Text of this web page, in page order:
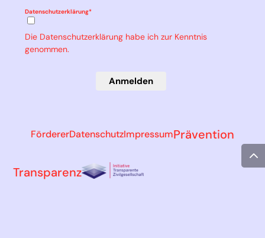
Datenschutzerklärung*
Die Datenschutzerklärung habe ich zur Kenntnis
genommen.
Anmelden
FördererDatenschutzImpressumPrävention
Transparenz